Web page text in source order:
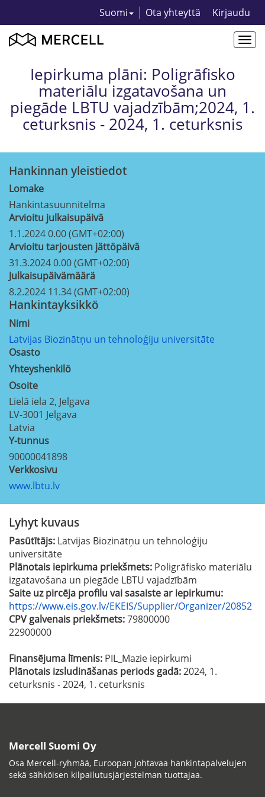
Suomi Ota yhteyttä Kirjaudu
Iepirkuma plāni: Poligrāfisko
materiālu izgatavošana un
piegāde LBTU vajadzībām;2024, 1.
ceturksnis - 2024, 1. ceturksnis
Hankinnan yleistiedot
Lomake
Hankintasuunnitelma
Arvioitu julkaisupäivä
1.1.2024 0.00 (GMT+02:00)
Arvioitu tarjousten jättöpäivä
31.3.2024 0.00 (GMT+02:00)
Julkaisupäivämäärä
8.2.2024 11.34 (GMT+02:00)
Hankintayksikkö
Nimi
Latvijas Biozinātņu un tehnoloģiju universitāte
Osasto
Yhteyshenkilö
Osoite
Lielā iela 2, Jelgava
LV-3001 Jelgava
Latvia
Y-tunnus
90000041898
Verkkosivu
www.lbtu.lv
Lyhyt kuvaus
Pasūtītājs: Latvijas Biozinātņu un tehnoloģiju
universitāte
Plānotais iepirkuma priekšmets: Poligrāfisko materiālu
izgatavošana un piegāde LBTU vajadzībām
Saite uz pircēja profilu vai sasaiste ar iepirkumu:
https://www.eis.gov.lv/EKEIS/Supplier/Organizer/20852
CPV galvenais priekšmets:79800000
22900000
Finansējuma līmenis: PIL_Mazie iepirkumi
Plānotais izsludināšanas periods gadā:2024, 1.
ceturksnis - 2024, 1. ceturksnis
Mercell Suomi Oy
Osa Mercell-ryhmää, Euroopan johtavaa hankintapalvelujen
sekä sähköisen kilpailutusjärjestelman tuottajaa.